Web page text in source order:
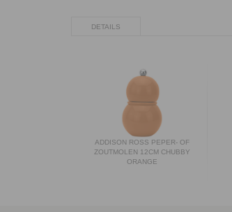
DETAILS
ADDISON ROSS PEPER- OF
ZOUTMOLEN 12CM CHUBBY
ORANGE